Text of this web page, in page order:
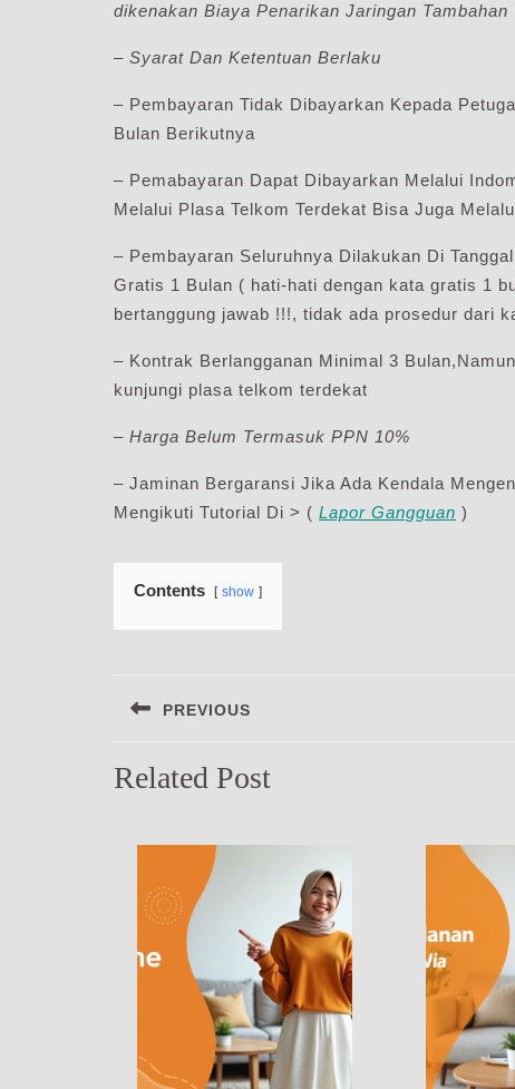
dikenakan Biaya Penarikan Jaringan
– Syarat Dan Ketentuan Berlaku
– Pembayaran Tidak Dibayarkan Kepada
Bulan Berikutnya
– Pemabayaran Dapat Dibayarkan Melalui
Melalui Plasa Telkom Terdekat Bisa Juga
– Pembayaran Seluruhnya Dilakukan Di
Gratis 1 Bulan ( hati-hati dengan kata gratis 1
bertanggung jawab !!!, tidak ada prosedur dari
– Kontrak Berlangganan Minimal 3
kunjungi plasa telkom terdekat
– Harga Belum Termasuk PPN 10%
– Jaminan Bergaransi Jika Ada Kendala
Mengikuti Tutorial Di > ( Lapor Gangguan )
Contents show
pos
PREVIOUS
post:
Related Post